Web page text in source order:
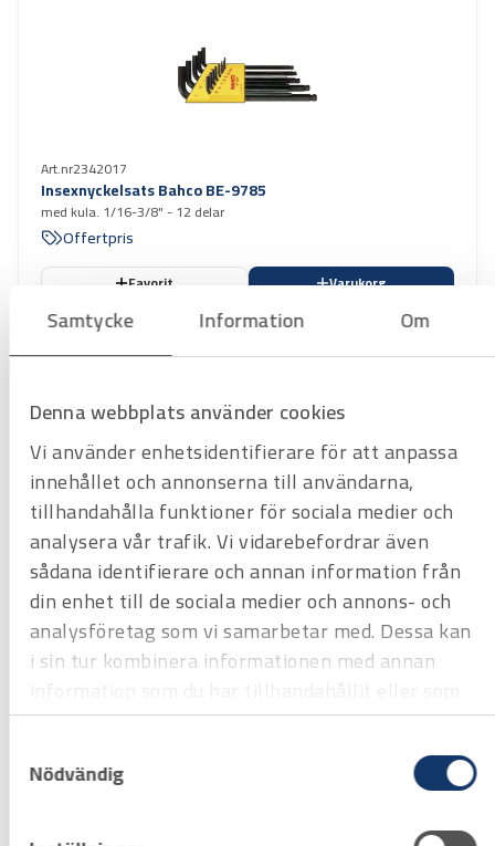
Samtycke Information Om
Denna webbplats använder cookies
Vi använder enhetsidentifierare för att anpassa
innehållet och annonserna till användarna,
tillhandahålla funktioner för sociala medier och
analysera vår trafik. Vi vidarebefordrar även
sådana identifierare och annan information från
din enhet till de sociala medier och annons- och
analysföretag som vi samarbetar med. Dessa kan
i sin tur kombinera informationen med annan
de har samlat in när du har använt deras tjänster.
Nödvändig
Art.nr2342017
Insexnyckelsats Bahco BE-9785
med kula. 1/16-3/8" - 12 delar
Offertpris
Favorit Varukorg
Art.nr2342015
Insexnyckelsats Bahco BE-9780
med kula.1/16-5/16"- 12 delar
Offertpris
Favorit Varukorg